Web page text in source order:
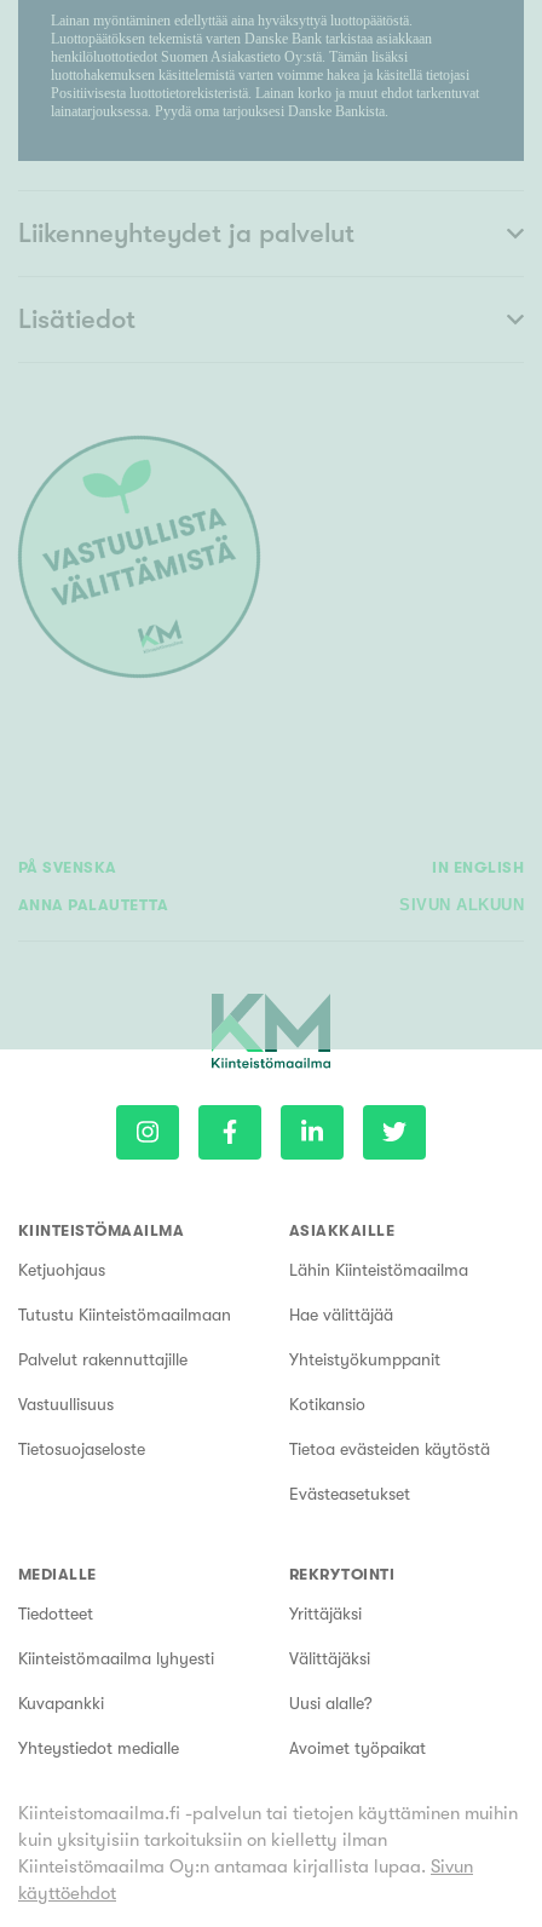
Liikenneyhteydet ja palvelut
Lisätiedot
PÅ SVENSKA IN ENGLISH
ANNA PALAUTETTA SIVUN ALKUUN
KIINTEISTÖMAAILMA
Ketjuohjaus
Tutustu Kiinteistömaailmaan
Palvelut rakennuttajille
Vastuullisuus
Tietosuojaseloste
ASIAKKAILLE
Lähin Kiinteistömaailma
Hae välittäjää
Yhteistyökumppanit
Kotikansio
Tietoa evästeiden käytöstä
Evästeasetukset
MEDIALLE
Tiedotteet
Kiinteistömaailma lyhyesti
Kuvapankki
Yhteystiedot medialle
REKRYTOINTI
Yrittäjäksi
Välittäjäksi
Uusi alalle?
Avoimet työpaikat
Kiinteistomaailma.fi -palvelun tai tietojen käyttäminen muihin
kuin yksityisiin tarkoituksiin on kielletty ilman
Kiinteistömaailma Oy:n antamaa kirjallista lupaa. Sivun
käyttöehdot